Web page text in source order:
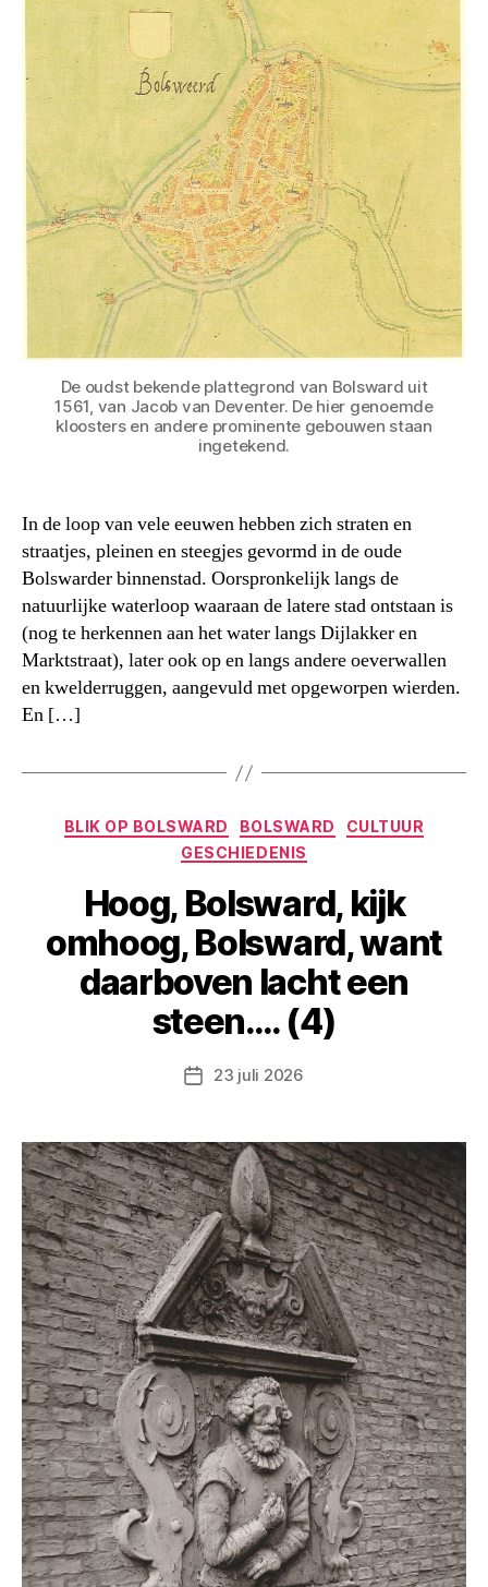
De oudst bekende plattegrond van Bolsward uit
1561, van Jacob van Deventer. De hier genoemde
kloosters en andere prominente gebouwen staan
ingetekend.
In de loop van vele eeuwen hebben zich straten en
straatjes, pleinen en steegjes gevormd in de oude
Bolswarder binnenstad. Oorspronkelijk langs de
natuurlijke waterloop waaraan de latere stad ontstaan is
(nog te herkennen aan het water langs Dijlakker en
Marktstraat), later ook op en langs andere oeverwallen
en kwelderruggen, aangevuld met opgeworpen wierden.
En […]
Categorieën
BLIK OP BOLSWARD BOLSWARD
CULTUUR
GESCHIEDENIS
Hoog, Bolsward, kijk
omhoog, Bolsward, want
daarboven lacht een
steen…. (4)
Berichtdatum
23 juli 2026